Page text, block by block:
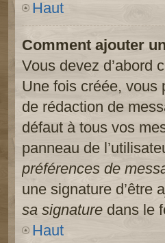
Haut
Comment ajouter
Vous devez d’abord
Une fois créée,
de rédaction de
défaut à tous vos
panneau de
préférences de
une signature d’être
sa signature dans le
Haut